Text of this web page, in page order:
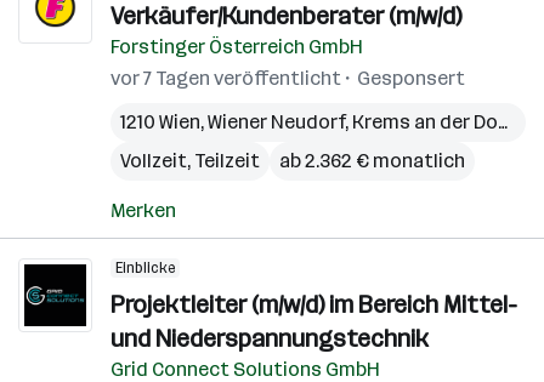
Verkäufer/Kundenberater (m/w/d)
Forstinger Österreich GmbH
vor 7 Tagen veröffentlicht
Gesponsert
1210 Wien,Wiener Neudorf, Krems an der Donau
Vollzeit, Teilzeit
ab 2.362 € monatlich
Merken
Einblicke
Projektleiter (m/w/d) im Bereich Mittel-
und Niederspannungstechnik
Grid Connect Solutions GmbH